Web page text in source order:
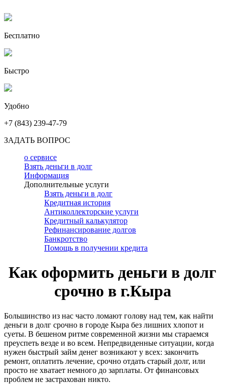
Бесплатно
Быстро
Удобно
+7 (843) 239-47-79
ЗАДАТЬ ВОПРОС
о сервисе
Взять деньги в долг
Информация
Дополнительные услуги
Взять деньги в долг
Кредитная история
Антиколлекторские услуги
Кредитный калькулятор
Рефинансирование долгов
Банкротство
Помощь в получении кредита
Как оформить деньги в долг
срочно в г.Кыра
Большинство из нас часто ломают голову над тем, как найти
деньги в долг срочно в городе Кыра без лишних хлопот и
суеты. В бешеном ритме современной жизни мы стараемся
преуспеть везде и во всем. Непредвиденные ситуации, когда
нужен быстрый займ денег возникают у всех: закончить
ремонт, оплатить лечение, срочно отдать старый долг, или
просто не хватает немного до зарплаты. От финансовых
проблем не застрахован никто.